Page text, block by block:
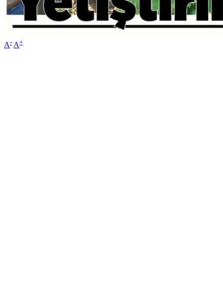
A- A+